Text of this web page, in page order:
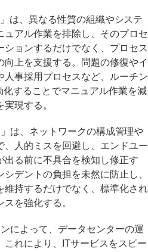
は、異なる性質の組織やシステ
ュアル作業を排除し、そのプロセ
ションするだけでなく、プロセス
向上を支援する。問題の修復やイ
人事採用プロセスなど、ルーチン
することでマニュアル作業を減
現する。
は、ネットワークの構成管理や
人的ミスを回避し、エンドユー
る前に不具合を検知し修正す
デントの負担を未然に防止し、
維持するだけでなく、標準化され
を強化する。
によって、データセンターの運
これにより、ITサービスをスピー